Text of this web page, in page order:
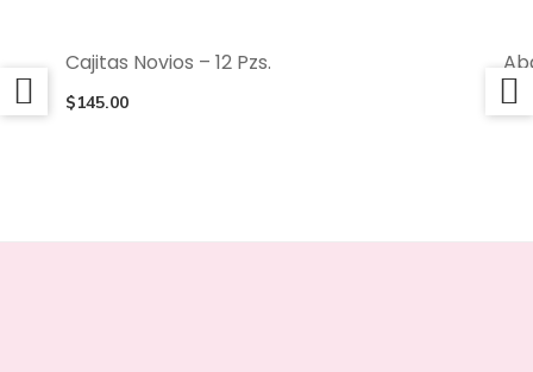
Cajitas Novios – 12 Pzs.
$145.00 $